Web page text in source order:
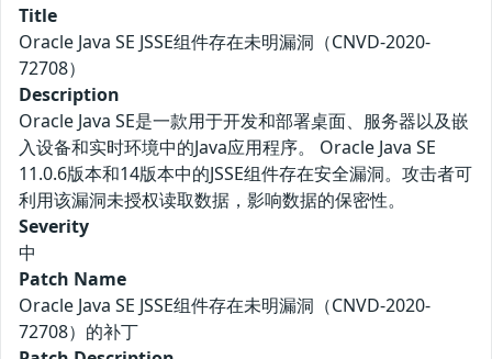
Title
Oracle Java SE JSSE组件存在未明漏洞（CNVD-2020-
72708）
Description
Oracle Java SE是一款用于开发和部署桌面、服务器以及嵌
入设备和实时环境中的Java应用程序。 Oracle Java SE
11.0.6版本和14版本中的JSSE组件存在安全漏洞。攻击者可
利用该漏洞未授权读取数据，影响数据的保密性。
Severity
中
Patch Name
Oracle Java SE JSSE组件存在未明漏洞（CNVD-2020-
72708）的补丁